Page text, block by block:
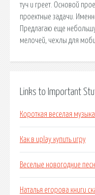
туч и греет. Основой
проектные задачи.
Предлагаю еще
мелочей, чехлы для
Links to Important
Короткая веселая
Как в uplay купить игру
Веселые новогодние
Наталья егорова книги